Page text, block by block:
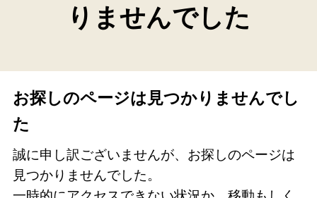
りませんでした
お探しのページは見つかりませんでし
た
誠に申し訳ございませんが、お探しのページは
見つかりませんでした。